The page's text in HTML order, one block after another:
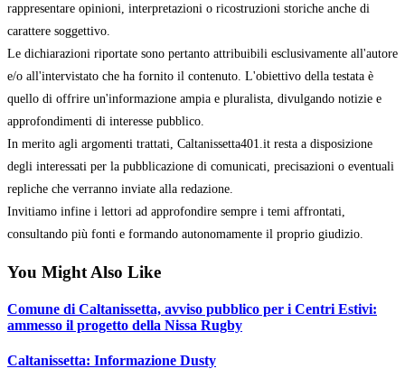
rappresentare opinioni, interpretazioni o ricostruzioni storiche anche di
carattere soggettivo.
Le dichiarazioni riportate sono pertanto attribuibili esclusivamente all'autore
e/o all'intervistato che ha fornito il contenuto. L'obiettivo della testata è
quello di offrire un'informazione ampia e pluralista, divulgando notizie e
approfondimenti di interesse pubblico.
In merito agli argomenti trattati, Caltanissetta401.it resta a disposizione
degli interessati per la pubblicazione di comunicati, precisazioni o eventuali
repliche che verranno inviate alla redazione.
Invitiamo infine i lettori ad approfondire sempre i temi affrontati,
consultando più fonti e formando autonomamente il proprio giudizio.
You Might Also Like
Comune di Caltanissetta, avviso pubblico per i Centri Estivi:
ammesso il progetto della Nissa Rugby
Caltanissetta: Informazione Dusty